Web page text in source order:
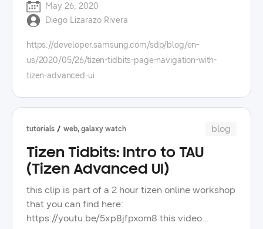
안했습니다. 이바로슬 프로는 연애에 본인의 장점
인 코딩을 활용해 보고자 다짐했고, 상대방에게 자
신의 정보를 소개하는 웹 게임을 개발했습니다. 개
발에 사용된 기술력은 어렵지 않지만, 흥미를 끌 만
한 아이디어가 빛을 발한다는 입장을 밝혔습니다.
마무리로는 역시나 연애는 쉽지 않음에도 결혼에
성공할 때까지 계속 도전하겠다는 포부를 드러내어
청중의 환호를 받았습니다. 삼성리서치의 ‘삼성 오
픈 소스 컴패니언즈(sosc)’도 발표에 합세했습니다.
소프트웨어로 확장하고, ‘성장하는 소프트웨어의
동반자, sosc’라는 주제로 발표했습니다. 이들은 삼
루어진 인플루언서 그룹으로, 외부의 시선에서 바
라본 삼성전자를 소개했습니다. 20분 남짓한 시간
동안 6가지의 소주제로 6명의 인플루언서가 돌아가
navigate through different pages using the tizen
advanced ui. you can also connect with me,
diego, a sr. developer evangelist, on twitter:
https://twitter.com/hielo777 have questions?
post them in our forums:
https://forum.developer.samsung.com/ check
out other videos, blog posts, and tips to improve
your tizen app development. check the tizen
tidbits playlist on our youtube channel, and
technologies on our developer portal.
May 26, 2020
Diego Lizarazo Rivera
https://developer.samsung.com/sdp/blog/en-
us/2020/05/26/tizen-tidbits-page-navigation-with-
tizen-advanced-ui
tutorials web, galaxy watch blog
Tizen Tidbits: Intro to TAU
(Tizen Advanced UI)
this clip is part of a 2 hour tizen online workshop
that you can find here:
https://youtu.be/5xp8jfpxom8 this video